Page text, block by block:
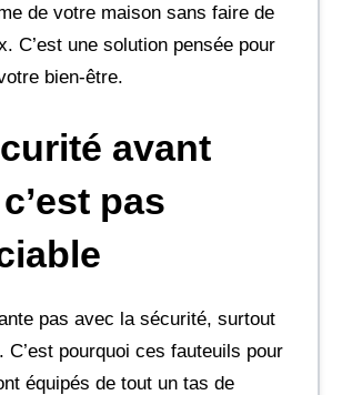
de votre maison sans faire de
C’est une solution pensée pour
bien-être.
avant
pas
pas avec la sécurité, surtout
C’est pourquoi ces fauteuils pour
équipés de tout un tas de